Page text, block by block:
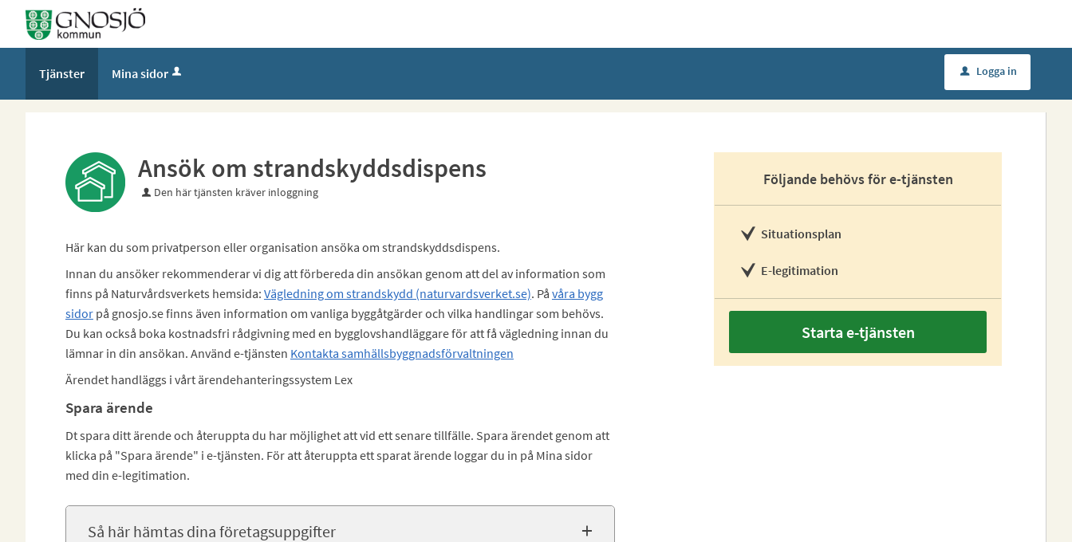
Välkommen
Självservice
Gnosjö
Tjänster Mina sidor u Logga in
Ansök om strandskyddsdispens
Den här tjänsten kräver inloggning
Här kan du som privatperson eller organisation ansöka om strandskyddsdispens.
Innan du ansöker rekommenderar vi dig att förbereda din ansökan genom att del av information som
finns på Naturvårdsverkets hemsida: Vägledning om strandskydd (naturvardsverket.se). På våra bygg
sidorpå gnosjo.se finns även information om vanliga byggåtgärder och vilka handlingar som behövs.
Du kan också boka kostnadsfri rådgivning med en bygglovshandläggare för att få vägledning innan du
lämnar in din ansökan. Använd e-tjänsten Kontakta samhällsbyggnadsförvaltningen
Ärendet handläggs i vårt ärendehanteringssystem Lex
Spara ärende
Dt spara ditt ärende och återuppta du har möjlighet att vid ett senare tillfälle. Spara ärendet genom att
klicka på "Spara ärende" i e-tjänsten. För att återuppta ett sparat ärende loggar du in på Mina sidor
med din e-legitimation.
Så här hämtas dina företagsuppgifter
Följande behövs för e-tjänsten
Situationsplan
E-legitimation
Starta e-tjänsten